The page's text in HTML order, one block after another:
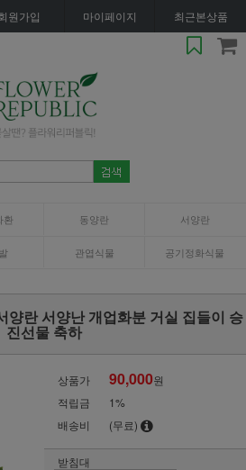
원가입 마이페이지 최근본상품
환 동양란 서양란
관엽식물 공기정화식물
양란 서양난 개업화분 거실 집들이 승
진선물 축하
상품가 90,000원
적립금
1%
배송비
(무료)
받침대